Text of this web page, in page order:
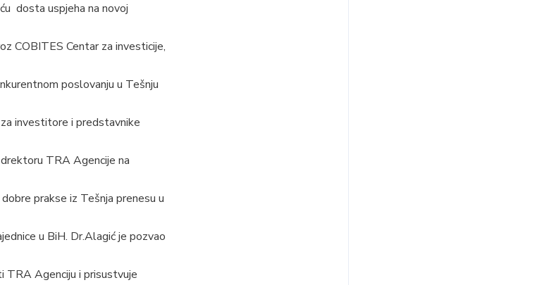
dosta uspjeha na novoj
COBITES Centar za investicije,
poslovanju u Tešnju
investitore i predstavnike
TRA Agencije na
prakse iz Tešnja prenesu u
u BiH. Dr.Alagić je pozvao
TRA Agenciju i prisustvuje